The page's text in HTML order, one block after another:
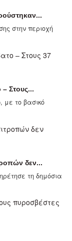
στην περιοχή
Στους...
με το βασικό
δεν...
τη δημόσια